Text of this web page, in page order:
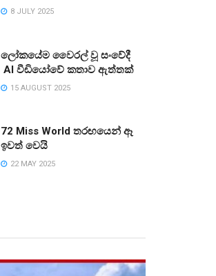
8 JULY 2025
ලෝකයේම වෛරල් වූ සංවේදී
AI වීඩියෝවේ කතාව ඇත්තක්
15 AUGUST 2025
72 Miss World තරඟයෙන් ඈ
ඉවත් වෙයි
22 MAY 2025